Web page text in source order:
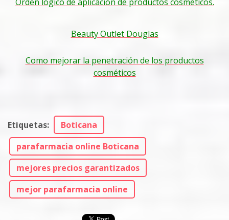
Beauty Outlet Douglas
Como mejorar la penetración de los productos
cosméticos
Etiquetas:
Boticana
parafarmacia online Boticana
mejores precios garantizados
mejor parafarmacia online